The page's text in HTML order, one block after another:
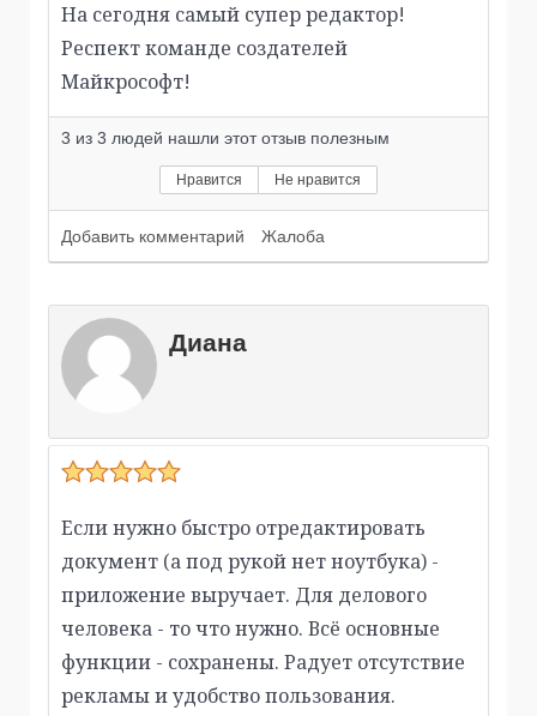
На сегодня самый супер редактор!
Респект команде создателей
Майкрософт!
3 из 3 людей нашли этот отзыв полезным
Нравится Не нравится
Добавить комментарий Жалоба
Диана
Если нужно быстро отредактировать
документ (а под рукой нет ноутбука) -
приложение выручает. Для делового
человека - то что нужно. Всё основные
функции - сохранены. Радует отсутствие
рекламы и удобство пользования.